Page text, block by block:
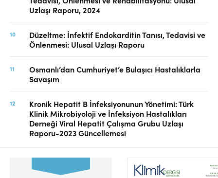
Uzlaşı Raporu, 2024
Düzeltme: İnfektif Endokarditin Tanısı, Tedavisi ve
Önlenmesi: Ulusal Uzlaşı Raporu
Osmanlı’dan Cumhuriyet’e Bulaşıcı Hastalıklarla
Savaşım
Kronik Hepatit B İnfeksiyonunun Yönetimi: Türk
Klinik Mikrobiyoloji ve İnfeksiyon Hastalıkları
Derneği Viral Hepatit Çalışma Grubu Uzlaşı
Raporu-2023 Güncellemesi